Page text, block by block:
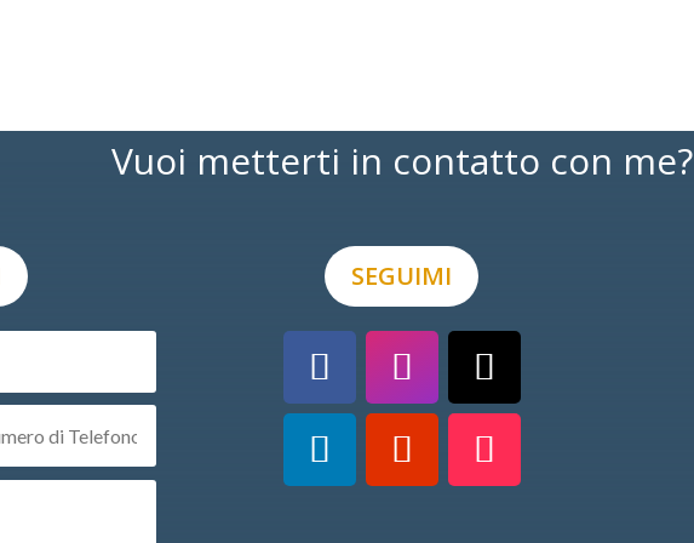
Vuoi metterti in contatto con me?
SEGUIMI